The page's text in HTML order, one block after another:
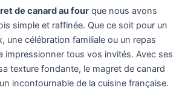
de canard au four que nous avons
simple et raffinée. Que ce soit pour un
une célébration familiale ou un repas
impressionner tous vos invités. Avec ses
texture fondante, le magret de canard
incontournable de la cuisine française.